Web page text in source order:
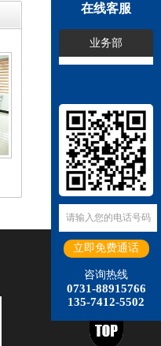
在线客服
业务部
咨询热线
0731-88915766
135-7412-5502